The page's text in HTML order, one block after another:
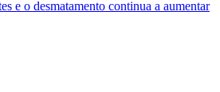
e o desmatamento continua a aumentar